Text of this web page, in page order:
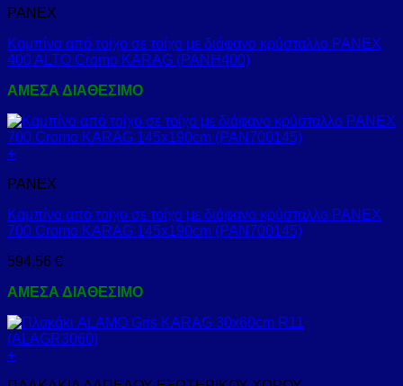
PANEX
Καμπίνα από τοίχο σε τοίχο με διάφανο κρύσταλλο PANEX
400 ALTO Cromo KARAG (PANH400)
ΑΜΕΣΑ ΔΙΑΘΕΣΙΜΟ
+
PANEX
Καμπίνα από τοίχο σε τοίχο με διάφανο κρύσταλλο PANEX
700 Cromo KARAG 145x190cm (PAN700145)
594,56 €
ΑΜΕΣΑ ΔΙΑΘΕΣΙΜΟ
+